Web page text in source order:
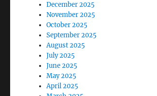
December 2025
November 2025
October 2025
September 2025
August 2025
July 2025
June 2025
May 2025
April 2025